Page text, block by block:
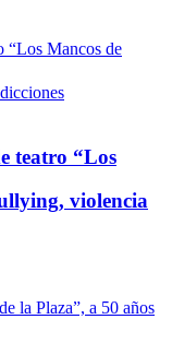
teatro “Los
violencia